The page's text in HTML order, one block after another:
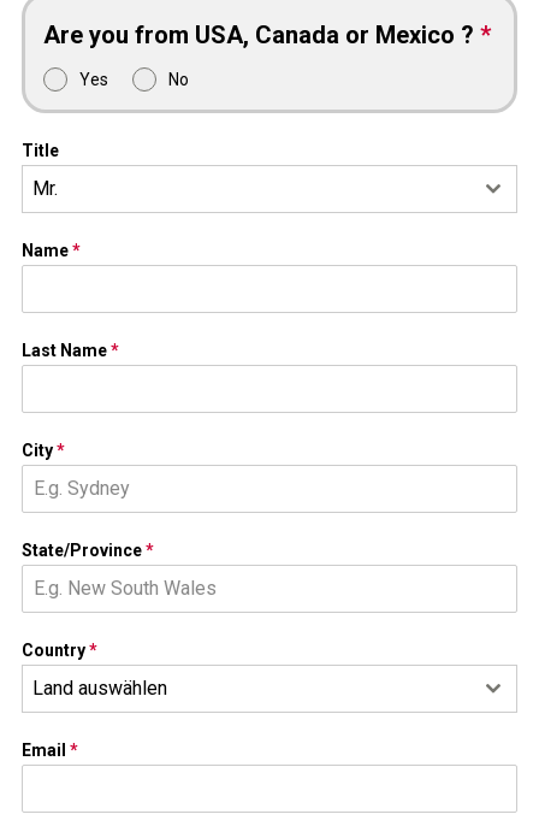
Are you from USA, Canada or Mexico ? *
Yes No
Title
Mr.
Name*
Last Name*
City*
State/Province*
Country*
Land auswählen
Email *